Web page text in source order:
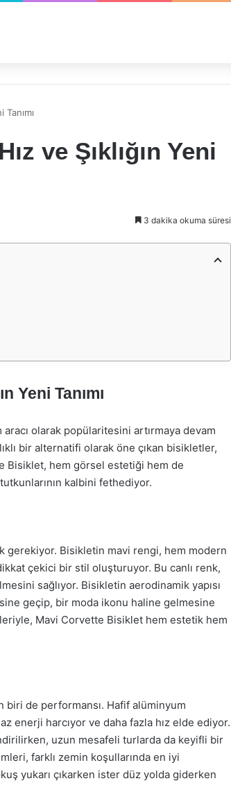
ve Şıklığın Yeni
3 dakika okuma süresi
Yeni Tanımı
olarak popülaritesini artırmaya devam
bir alternatifi olarak öne çıkan bisikletler,
Bisiklet, hem görsel estetiği hem de
kalbini fethediyor.
gerekiyor. Bisikletin mavi rengi, hem modern
çekici bir stil oluşturuyor. Bu canlı renk,
sağlıyor. Bisikletin aerodinamik yapısı
geçip, bir moda ikonu haline gelmesine
Mavi Corvette Bisiklet hem estetik hem
de performansı. Hafif alüminyum
enerji harcıyor ve daha fazla hız elde ediyor.
uzun mesafeli turlarda da keyifli bir
farklı zemin koşullarında en iyi
yukarı çıkarken ister düz yolda giderken